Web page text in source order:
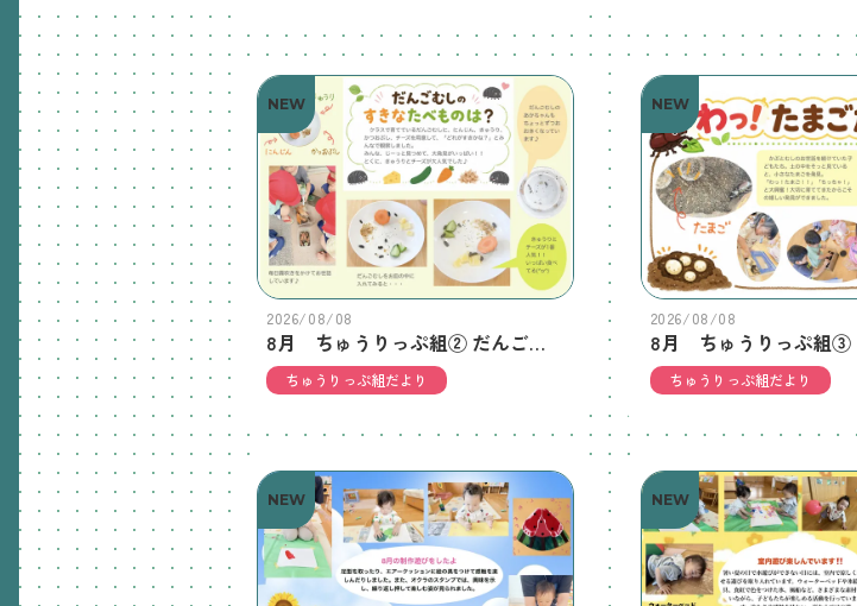
NEW
2026/08/08
8月 ちゅうりっぷ組② だんごむしのすきなたべものは？
ちゅうりっぷ組だより
NEW
2026/08/08
ちゅうりっぷ組だより
NEW NEW